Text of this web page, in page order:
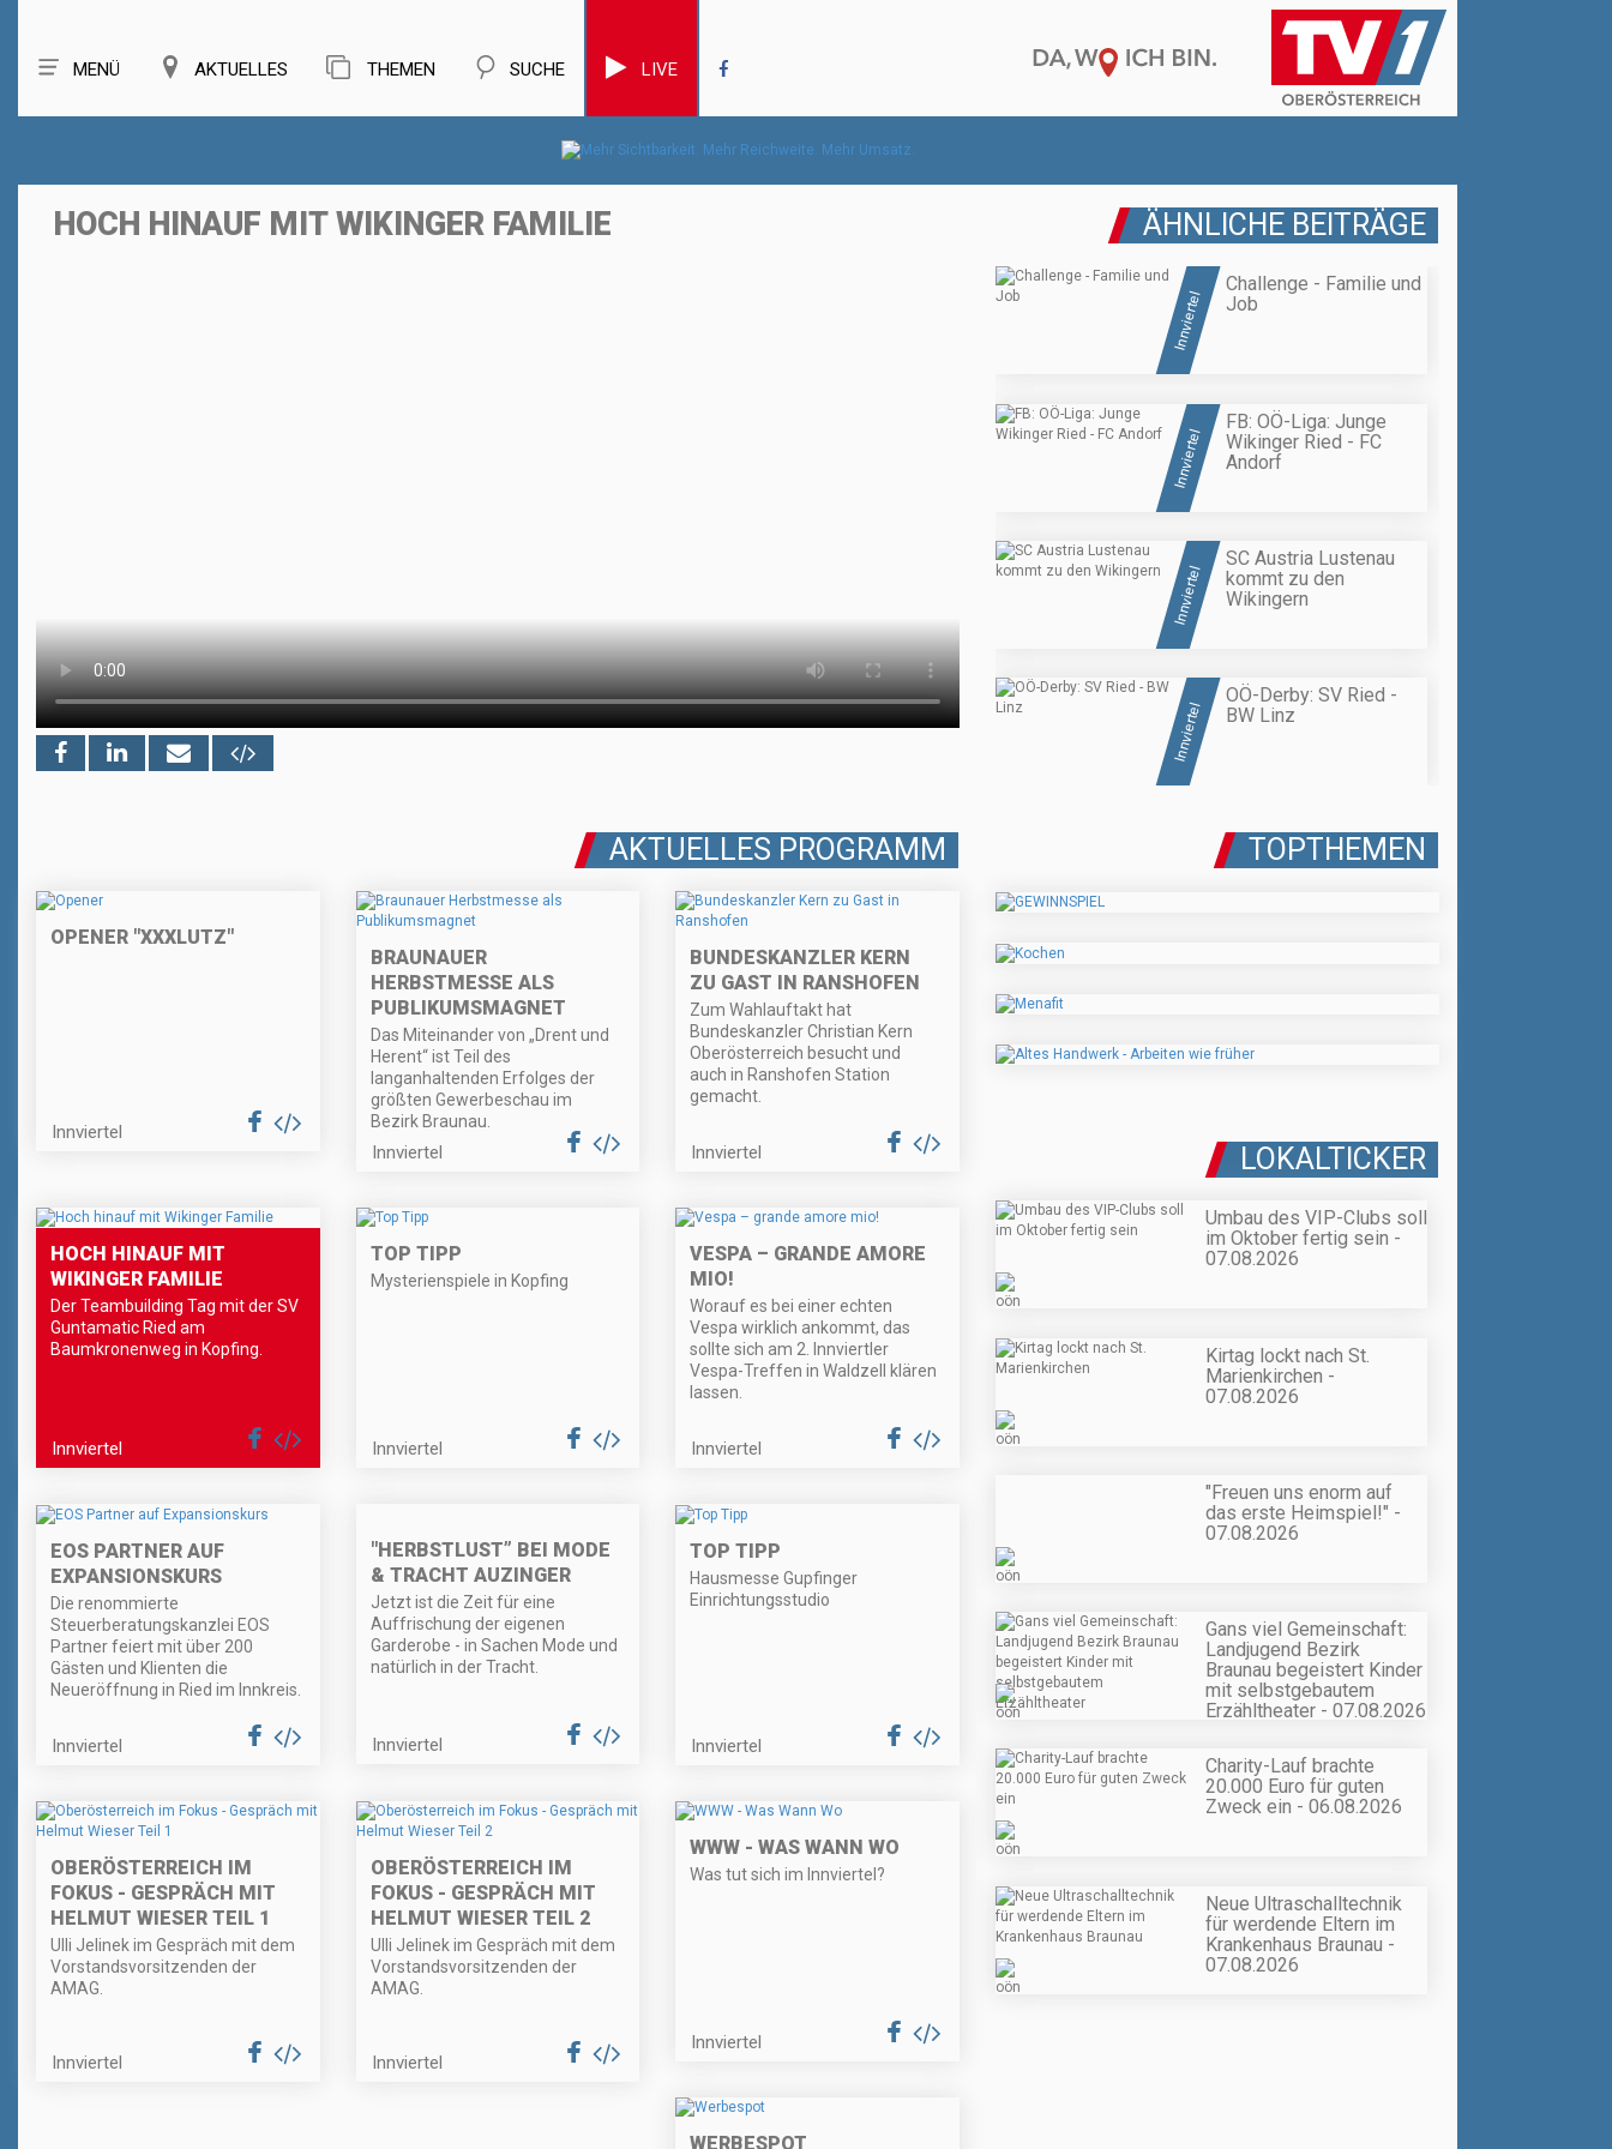
MENÜ AKTUELLES THEMEN SUCHE LIVE
HOCH HINAUF MIT WIKINGER FAMILIE ÄHNLICHE BEITRÄGE
Innviertel
Challenge - Familie und
Job
Innviertel
FB: OÖ-Liga: Junge
Wikinger Ried - FC
Andorf
Innviertel
SC Austria Lustenau
kommt zu den
Wikingern
Innviertel
OÖ-Derby: SV Ried -
BW Linz
AKTUELLES PROGRAMM
OPENER "XXXLUTZ"
Innviertel
BRAUNAUER
HERBSTMESSE ALS
PUBLIKUMSMAGNET
Das Miteinander von „Drent und
Herent“ ist Teil des
langanhaltenden Erfolges der
größten Gewerbeschau im
Bezirk Braunau.
Innviertel
BUNDESKANZLER KERN
ZU GAST IN RANSHOFEN
Zum Wahlauftakt hat
Bundeskanzler Christian Kern
Oberösterreich besucht und
auch in Ranshofen Station
gemacht.
Innviertel
HOCH HINAUF MIT
WIKINGER FAMILIE
Der Teambuilding Tag mit der SV
Guntamatic Ried am
Baumkronenweg in Kopfing.
Innviertel
TOP TIPP
Mysterienspiele in Kopfing
Innviertel
VESPA – GRANDE AMORE
MIO!
Worauf es bei einer echten
Vespa wirklich ankommt, das
sollte sich am 2. Innviertler
Vespa-Treffen in Waldzell klären
lassen.
Innviertel
EOS PARTNER AUF
EXPANSIONSKURS
Die renommierte
Steuerberatungskanzlei EOS
Partner feiert mit über 200
Gästen und Klienten die
Neueröffnung in Ried im Innkreis.
Innviertel
"HERBSTLUST” BEI MODE
& TRACHT AUZINGER
Jetzt ist die Zeit für eine
Auffrischung der eigenen
Garderobe - in Sachen Mode und
natürlich in der Tracht.
Innviertel
TOP TIPP
Hausmesse Gupfinger
Einrichtungsstudio
Innviertel
OBERÖSTERREICH IM
FOKUS - GESPRÄCH MIT
HELMUT WIESER TEIL 1
Ulli Jelinek im Gespräch mit dem
Vorstandsvorsitzenden der
AMAG.
Innviertel
OBERÖSTERREICH IM
FOKUS - GESPRÄCH MIT
HELMUT WIESER TEIL 2
Ulli Jelinek im Gespräch mit dem
Vorstandsvorsitzenden der
AMAG.
Innviertel
WWW - WAS WANN WO
Was tut sich im Innviertel?
Innviertel
WERBESPOT
TOPTHEMEN
LOKALTICKER
Umbau des VIP-Clubs soll
im Oktober fertig sein -
07.08.2026
Kirtag lockt nach St.
Marienkirchen -
07.08.2026
"Freuen uns enorm auf
das erste Heimspiel!" -
07.08.2026
Gans viel Gemeinschaft:
Landjugend Bezirk
Braunau begeistert Kinder
mit selbstgebautem
Erzähltheater - 07.08.2026
Charity-Lauf brachte
20.000 Euro für guten
Zweck ein - 06.08.2026
Neue Ultraschalltechnik
für werdende Eltern im
Krankenhaus Braunau -
07.08.2026